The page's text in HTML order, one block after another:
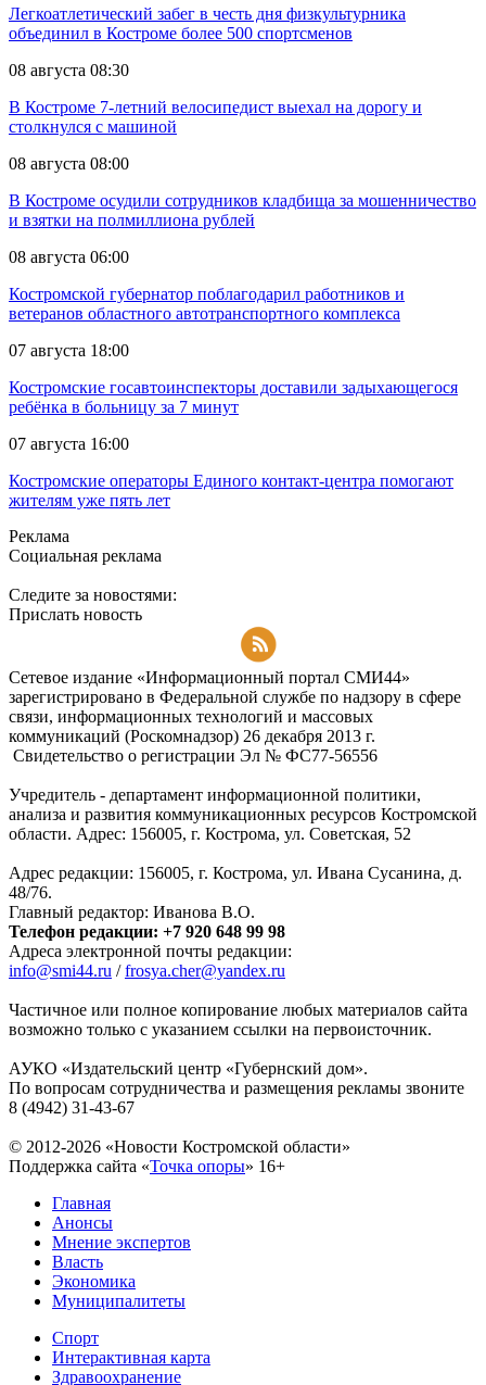
Легкоатлетический забег в честь дня физкультурника
объединил в Костроме более 500 спортсменов
08 августа 08:30
В Костроме 7-летний велосипедист выехал на дорогу и
столкнулся с машиной
08 августа 08:00
В Костроме осудили сотрудников кладбища за мошенничество
и взятки на полмиллиона рублей
08 августа 06:00
Костромской губернатор поблагодарил работников и
ветеранов областного автотранспортного комплекса
07 августа 18:00
Костромские госавтоинспекторы доставили задыхающегося
ребёнка в больницу за 7 минут
07 августа 16:00
Костромские операторы Единого контакт-центра помогают
жителям уже пять лет
Реклама
Социальная реклама
Следите за новостями:
Прислать новость
Сетевое издание «Информационный портал СМИ44»
зарегистрировано в Федеральной службе по надзору в сфере
связи, информационных технологий и массовых
коммуникаций (Роскомнадзор) 26 декабря 2013 г.
Свидетельство о регистрации Эл № ФC77-56556
Учредитель - департамент информационной политики,
анализа и развития коммуникационных ресурсов Костромской
области. Адрес: 156005, г. Кострома, ул. Советская, 52
Адрес редакции: 156005, г. Кострома, ул. Ивана Сусанина, д.
48/76.
Главный редактор: Иванова В.О.
Телефон редакции: +7 920 648 99 98
Адреса электронной почты редакции:
info@smi44.ru /frosya.cher@yandex.ru
Частичное или полное копирование любых материалов сайта
возможно только с указанием ссылки на первоисточник.
АУКО «Издательский центр «Губернский дом».
По вопросам сотрудничества и размещения рекламы звоните
8 (4942) 31-43-67
© 2012-2026 «Новости Костромской области»
Поддержка сайта «Точка опоры» 16+
Главная
Анонсы
Мнение экспертов
Власть
Экономика
Муниципалитеты
Спорт
Интерактивная карта
Здравоохранение